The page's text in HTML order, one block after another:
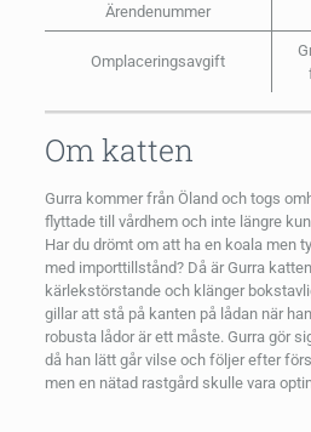
Ärendenummer
Omplaceringsavgift
Om katten
Gurra kommer från Öland och togs
flyttade till vårdhem och inte längre
Har du drömt om att ha en koala men
med importtillstånd? Då är Gurra
kärlekstörstande och klänger
gillar att stå på kanten på lådan när
robusta lådor är ett måste. Gurra gör
då han lätt går vilse och följer efter
men en nätad rastgård skulle vara